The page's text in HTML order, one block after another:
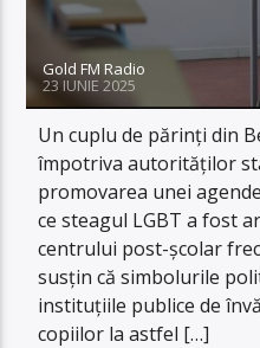
Gold FM Radio
23 IUNIE 2025
Un cuplu de părinți din
împotriva autorităților
promovarea unei
ce steagul LGBT a fost
centrului post-școlar
susțin că simbolurile
instituțiile publice de
copiilor la astfel […]